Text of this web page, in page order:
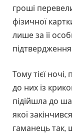
гроші
фізичної
лише за її
Тому тієї
до них із
підійшла до
якої
гаманець так,